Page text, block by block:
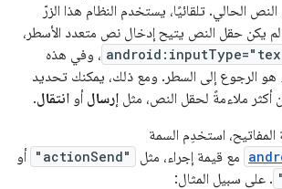
النص الحالي. تلقائيًا، يستخدم النظام هذا الزرّ
لم يكن حقل النص يتيح إدخال نص متعدد الأسطر،
، وفي هذه
هو الرجوع إلى السطر. ومع ذلك، يمكنك تحديد
أكثر ملاءمةً لحقل النص، مثل إرسال أو انتقال.
استخدِم السمة
مع قيمة إجراء، مثل "actionSend" أو
. على سبيل المثال: